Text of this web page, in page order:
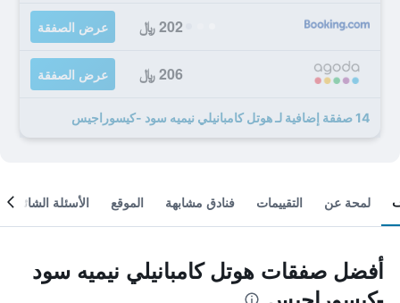
202 ﷼ عرض الصفقة
206 ﷼ عرض الصفقة
14 صفقة إضافية لـ هوتل كامبانيلي نيميه سود -كيسوراجيس
لمحة عن التقييمات فنادق مشابهة الموقع الأسئلة الشائعة
أفضل صفقات هوتل كامبانيلي نيميه سود